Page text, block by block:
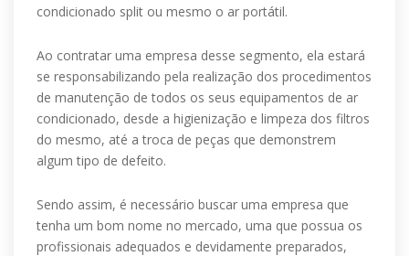
condicionado split ou mesmo o ar portátil.
Ao contratar uma empresa desse segmento, ela estará
se responsabilizando pela realização dos procedimentos
de manutenção de todos os seus equipamentos de ar
condicionado, desde a higienização e limpeza dos filtros
do mesmo, até a troca de peças que demonstrem
algum tipo de defeito.
Sendo assim, é necessário buscar uma empresa que
tenha um bom nome no mercado, uma que possua os
profissionais adequados e devidamente preparados,